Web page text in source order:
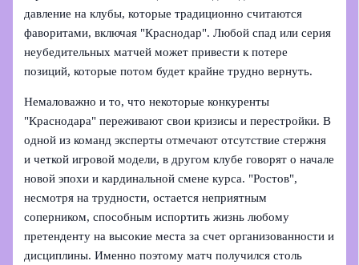
давление на клубы, которые традиционно считаются
фаворитами, включая "Краснодар". Любой спад или серия
неубедительных матчей может привести к потере
позиций, которые потом будет крайне трудно вернуть.
Немаловажно и то, что некоторые конкуренты
"Краснодара" переживают свои кризисы и перестройки. В
одной из команд эксперты отмечают отсутствие стержня
и четкой игровой модели, в другом клубе говорят о начале
новой эпохи и кардинальной смене курса. "Ростов",
несмотря на трудности, остается неприятным
соперником, способным испортить жизнь любому
претенденту на высокие места за счет организованности и
дисциплины. Именно поэтому матч получился столь